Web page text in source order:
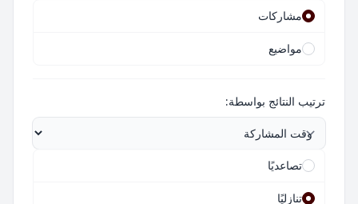
مشاركات
مواضيع
ترتيب النتائج بواسطة:
تصاعديًا
تنازليًا